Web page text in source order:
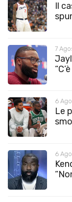
Il
7
6
Le
6